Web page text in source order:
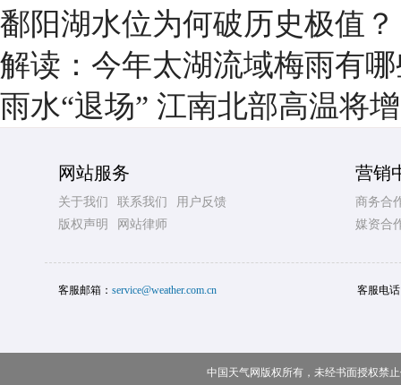
鄱阳湖水位为何破历史极值？
解读：今年太湖流域梅雨有
雨水“退场” 江南北部高温将
网站服务
关于我们 联系我们
用户反馈
版权声明
网站律师
营销
商务合
媒资合
客服邮箱： service@weather.com.cn 客服电
中国天气网版权所有，未经书面授权